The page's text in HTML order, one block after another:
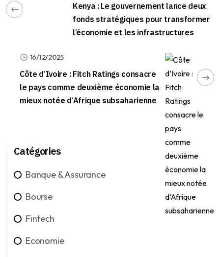
Kenya : Le gouvernement lance deux
fonds stratégiques pour transformer
l’économie et les infrastructures
16/12/2025
Côte d’Ivoire : Fitch Ratings consacre
le pays comme deuxième économie la
mieux notée d’Afrique subsaharienne
Catégories
Banque & Assurance
Bourse
Fintech
Economie